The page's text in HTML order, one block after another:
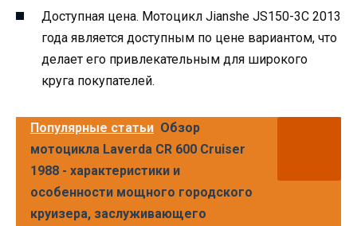
Доступная цена. Мотоцикл Jianshe JS150-3C 2013
года является доступным по цене вариантом, что
делает его привлекательным для широкого
круга покупателей.
Популярные статьи Обзор
мотоцикла Laverda CR 600 Cruiser
1988 - характеристики и
особенности мощного городского
круизера, заслуживающего